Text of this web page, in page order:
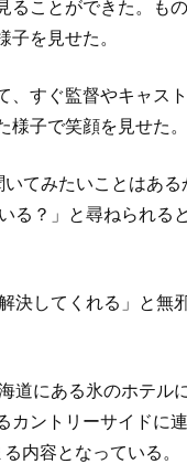
ることができた。も
を見せた。
、すぐ監督やキャス
子で笑顔を見せた。
てみたいことはある
る？」と尋ねられる
してくれる」と無
道にある氷のホテル
ントリーサイドに連
内容となっている。